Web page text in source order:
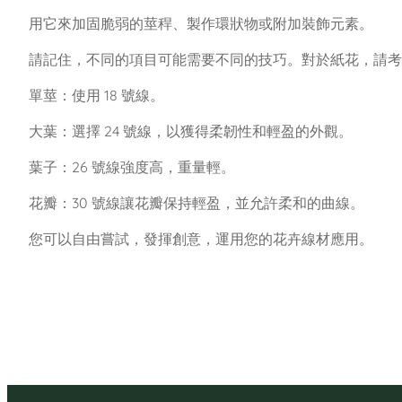
用它來加固脆弱的莖稈、製作環狀物或附加裝飾元素。
請記住，不同的項目可能需要不同的技巧。對於紙花，請考
單莖：使用 18 號線。
大葉：選擇 24 號線，以獲得柔韌性和輕盈的外觀。
葉子：26 號線強度高，重量輕。
花瓣：30 號線讓花瓣保持輕盈，並允許柔和的曲線。
您可以自由嘗試，發揮創意，運用您的花卉線材應用。